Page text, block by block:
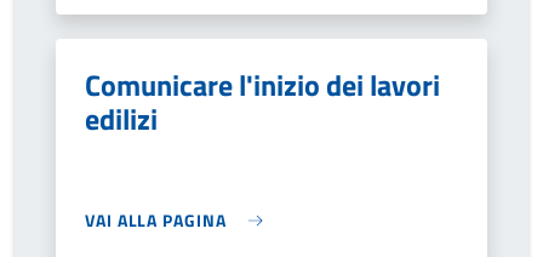
Comunicare l'inizio dei lavori
edilizi
VAI ALLA PAGINA